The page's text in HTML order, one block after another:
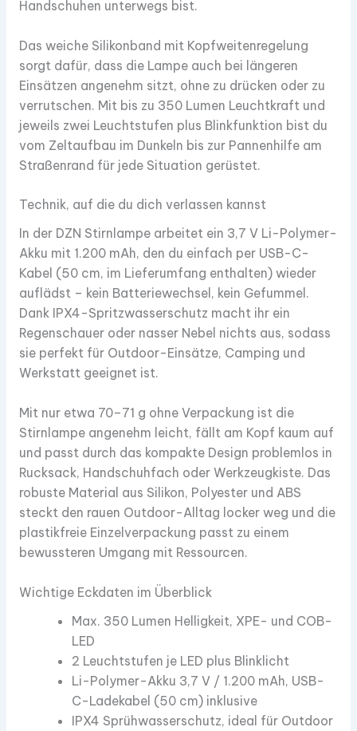
Handschuhen unterwegs bist.​
Das weiche Silikonband mit Kopfweitenregelung
sorgt dafür, dass die Lampe auch bei längeren
Einsätzen angenehm sitzt, ohne zu drücken oder zu
verrutschen. Mit bis zu 350 Lumen Leuchtkraft und
jeweils zwei Leuchtstufen plus Blinkfunktion bist du
vom Zeltaufbau im Dunkeln bis zur Pannenhilfe am
Straßenrand für jede Situation gerüstet.​
Technik, auf die du dich verlassen kannst
In der DZN Stirnlampe arbeitet ein 3,7 V Li-Polymer-
Akku mit 1.200 mAh, den du einfach per USB-C-
Kabel (50 cm, im Lieferumfang enthalten) wieder
auflädst – kein Batteriewechsel, kein Gefummel.
Dank IPX4-Spritzwasserschutz macht ihr ein
Regenschauer oder nasser Nebel nichts aus, sodass
sie perfekt für Outdoor-Einsätze, Camping und
Werkstatt geeignet ist.
Mit nur etwa 70–71 g ohne Verpackung ist die
Stirnlampe angenehm leicht, fällt am Kopf kaum auf
und passt durch das kompakte Design problemlos in
Rucksack, Handschuhfach oder Werkzeugkiste. Das
robuste Material aus Silikon, Polyester und ABS
steckt den rauen Outdoor-Alltag locker weg und die
plastikfreie Einzelverpackung passt zu einem
bewussteren Umgang mit Ressourcen.​
Wichtige Eckdaten im Überblick
Max. 350 Lumen Helligkeit, XPE- und COB-
LED​
2 Leuchtstufen je LED plus Blinklicht​
Li-Polymer-Akku 3,7 V / 1.200 mAh, USB-
C-Ladekabel (50 cm) inklusive​
IPX4 Sprühwasserschutz, ideal für Outdoor